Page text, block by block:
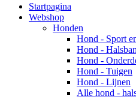
Startpagina
Webshop
Honden
Hond - Sport
Hond -
Hond -
Hond - Tuigen
Hond - Lijnen
Alle hond -